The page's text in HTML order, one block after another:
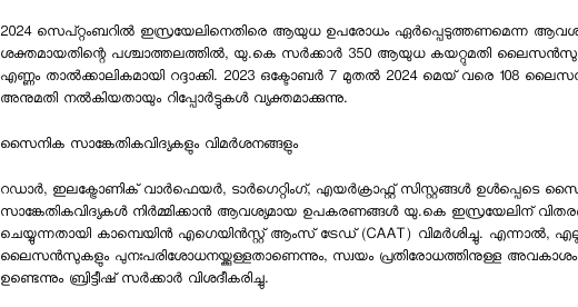
2024 സെപ്റ്റംബറില്‍ ഇസ്രയേലിനെതിരെ ആയുധ ഉപരോധം ഏര്‍പ്പെടുത്തണമെന്ന
ശക്തമായതിന്റെ പശ്ചാത്തലത്തില്‍, യു.കെ സര്‍ക്കാര്‍ 350 ആയുധ കയറ്റുമതി
എണ്ണം താല്‍ക്കാലികമായി റദ്ദാക്കി. 2023 ഒക്ടോബര്‍ 7 മുതല്‍ 2024 മെയ് വരെ 108
അനുമതി നല്‍കിയതായും റിപ്പോര്‍ട്ടുകള്‍ വ്യക്തമാക്കുന്നു.
സൈനിക സാങ്കേതികവിദ്യകളും വിമര്‍ശനങ്ങളും
റഡാര്‍, ഇലക്ട്രോണിക് വാര്‍ഫെയര്‍, ടാര്‍ഗെറ്റിംഗ്, എയര്‍ക്രാഫ്റ്റ് സിസ്റ്റങ്ങള്‍ ഉള്‍പ്പെടെ
സാങ്കേതികവിദ്യകള്‍ നിര്‍മ്മിക്കാന്‍ ആവശ്യമായ ഉപകരണങ്ങള്‍ യു.കെ ഇസ്രയേലിന്
ചെയ്യുന്നതായി കാമ്പെയിന്‍ എഗെയിന്‍സ്റ്റ് ആംസ് ട്രേഡ് (CAAT) വിമര്‍ശിച്ചു. എന്നാല്‍,
ലൈസന്‍സുകളും പുനഃപരിശോധനയ്ക്കുള്ളതാണെന്നും, സ്വയം പ്രതിരോധത്തിനുള്ള
ഉണ്ടെന്നും ബ്രിട്ടീഷ് സര്‍ക്കാര്‍ വിശദീകരിച്ചു.